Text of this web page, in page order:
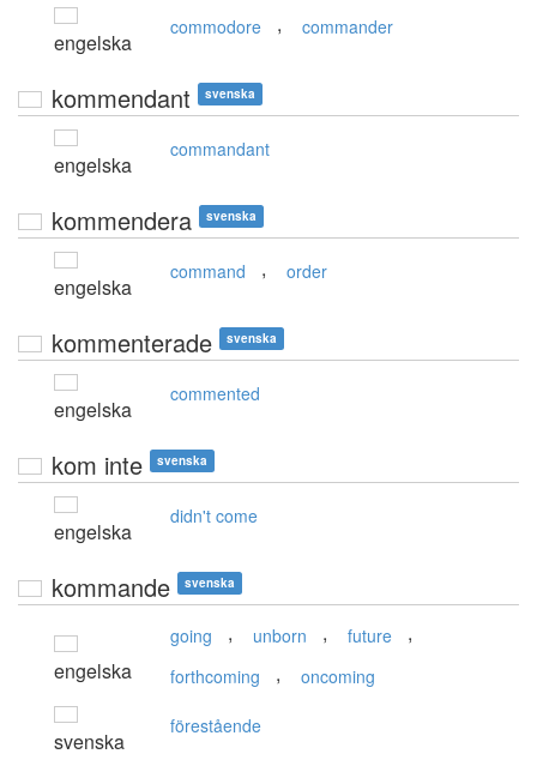
engelska
commodore , commander
kommendant svenska
engelska
commandant
kommendera svenska
engelska
command , order
kommenterade svenska
engelska
commented
kom inte svenska
engelska
didn't come
kommande svenska
engelska
going , unborn , future ,
forthcoming , oncoming
svenska
förestående